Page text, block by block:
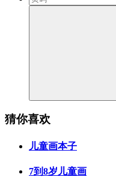
猜你喜欢
儿童画本子
7到8岁儿童画